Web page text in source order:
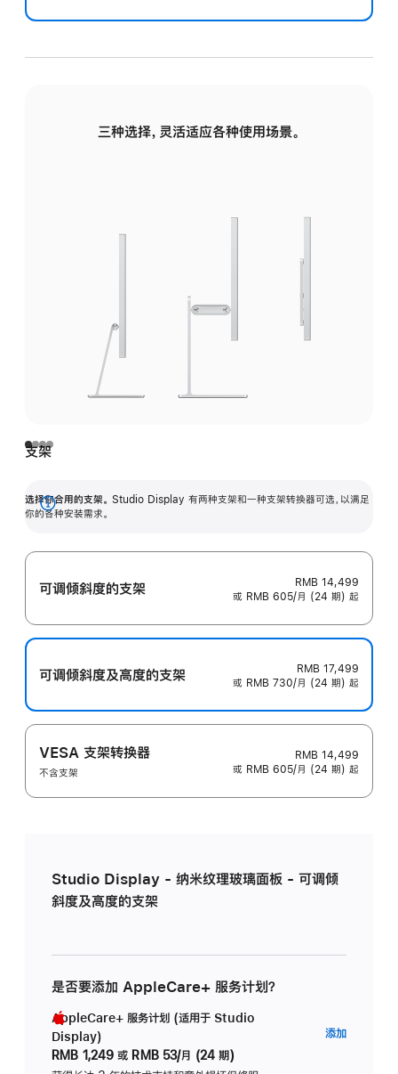
三种选择，灵活适应各种使用场景。
支架
选择你合用的支架。 Studio Display 有两种支架和一种支架转换器可选，以满足
你的各种安装需求。
展
可调倾斜度的支架
RMB 14,499
或 RMB 605/月 (24 期) 起
可调倾斜度及高‍度的支‍架
RMB 17,499
或 RMB 730/月 (24 期) 起
VESA 支架转换器
不含支架
RMB 14,499
或 RMB 605/月 (24 期) 起
Studio Display - 纳米纹理玻璃面板 - 可调倾
斜度及高度的支架
是否要添加 AppleCare+ 服务计划？
AppleCare+ 服务计划 (适用于 Studio
Display)
RMB 1,249 或 RMB 53/月 (24 期)
添加